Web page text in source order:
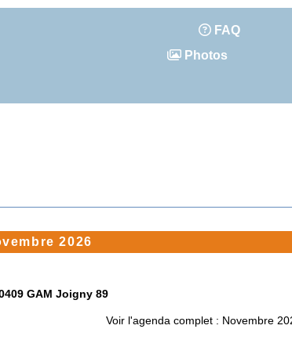
FAQ
Photos
2026
GAM Joigny 89
Voir l'agenda complet : Novembre